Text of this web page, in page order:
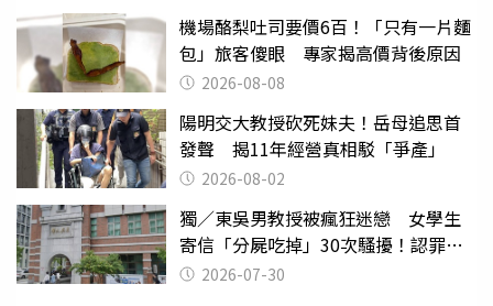
機場酪梨吐司要價6百！「只有一片麵
包」旅客傻眼 專家揭高價背後原因
2026-08-08
陽明交大教授砍死妹夫！岳母追思首
發聲 揭11年經營真相駁「爭產」
2026-08-02
獨／東吳男教授被瘋狂迷戀 女學生
寄信「分屍吃掉」30次騷擾！認罪免
關 2026-07-30